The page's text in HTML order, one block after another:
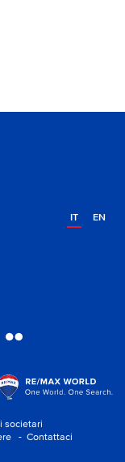
IT EN
societari
- Contattaci